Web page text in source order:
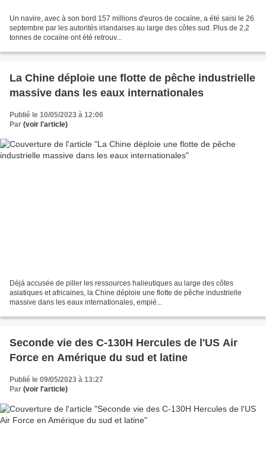
Un navire, avec à son bord 157 millions d'euros de cocaïne, a été saisi le 26
septembre par les autorités irlandaises au large des côtes sud. Plus de 2,2
tonnes de cocaïne ont été retrouv...
La Chine déploie une flotte de pêche industrielle
massive dans les eaux internationales
Publié le 10/05/2023 à 12:06
Par (voir l'article)
Déjà accusée de piller les ressources halieutiques au large des côtes
asiatiques et africaines, la Chine déploie une flotte de pêche industrielle
massive dans les eaux internationales, empié...
Seconde vie des C-130H Hercules de l'US Air
Force en Amérique du sud et latine
Publié le 09/05/2023 à 13:27
Par (voir l'article)